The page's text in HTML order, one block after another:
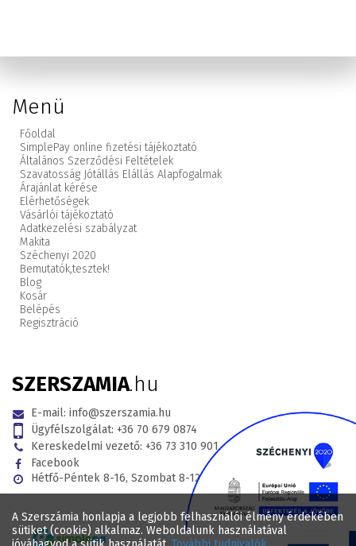
A Szerszámia honlapja a legjobb felhasználói élmény érdekében
sütiket (cookie) alkalmaz. Weboldalunk használatával
Menü
Főoldal
SimplePay online fizetési tájékoztató
Általános Szerződési Feltételek
Szavatosság Jótállás Elállás Alapfogalmak
Árajánlat kérése
Elérhetőségek
Vásárlói tájékoztató
Adatkezelési szabályzat
Makita
Széchenyi 2020
Bemutatók,tesztek!
Blog
Kosár
Belépés
Regisztráció
SZERSZAMIA.hu
E-mail: info@szerszamia.hu
Ügyfélszolgálat: +36 70 679 0874
Kereskedelmi vezető: +36 73 310 901
Facebook
Hétfő-Péntek 8-16, Szombat 8-12